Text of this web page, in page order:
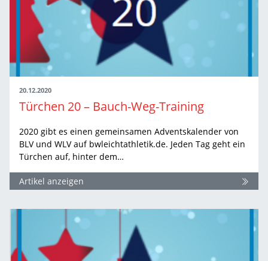
20.12.2020
Türchen 20 – Bauch-Weg-Training
2020 gibt es einen gemeinsamen Adventskalender von
BLV und WLV auf bwleichtathletik.de. Jeden Tag geht ein
Türchen auf, hinter dem…
Artikel anzeigen